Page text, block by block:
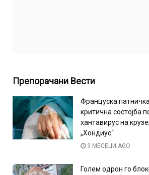
Препорачани Вести
Француска
критична состојба
хантавирус на
„Хондиус“
3 МЕСЕЦИ AGO
Голем одрон го